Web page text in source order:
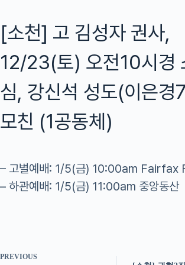
[소천] 고 김성자 권사,
12/23(토) 오전10시경
심, 강신석 성도(이은경
모친 (1공동체)
– 고별예배: 1/5(금) 10:00am
– 하관예배: 1/5(금) 11:00am 중앙동산
PREVIOUS